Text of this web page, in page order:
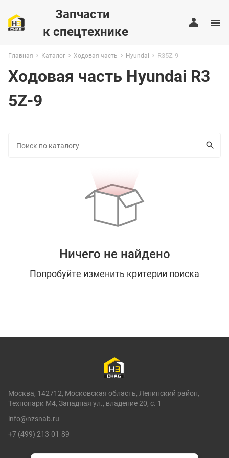
Запчасти
к спецтехнике
Главная Каталог Ходовая часть Hyundai R35Z-9
Ходовая часть Hyundai R3
5Z-9
Ничего не найдено
Попробуйте изменить критерии поиска
Москва, 142712, Московская область, Ленинский район,
Технопарк М4, Западная ул., владение 20, с. 1
info@nzsnab.ru
+7 (499) 213-01-89